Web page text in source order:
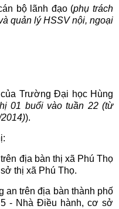
bộ lãnh đạo (phụ trách
quản lý HSSV nội, ngoại
Trường Đại học Hùng
01 buổi vào tuần 22 (từ
).
địa bàn thị xã Phú Thọ
thị xã Phú Thọ.
trên địa bàn thành phố
- Nhà Điều hành, cơ sở